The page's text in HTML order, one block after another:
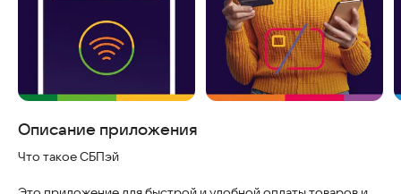
Описание приложения
Что такое СБПэй